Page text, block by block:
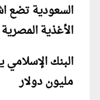
السعودية تضع
الأغذية المصرية
مليون دولار